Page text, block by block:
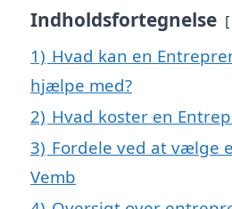
Indholdsfortegnelse
1) Hvad kan en
hjælpe med?
2) Hvad koster en
3) Fordele ved at vælge
Vemb